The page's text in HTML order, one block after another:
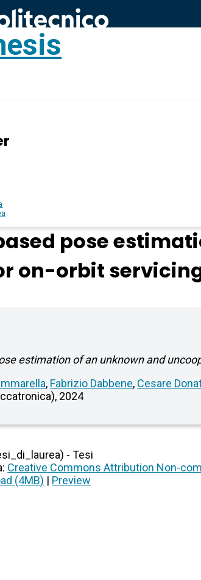
pose
on-orbit
estimation of an unknown and
, Fabrizio Dabbene, Cesare
2024
- Tesi
Creative Commons Attribution Non-
(4MB) | Preview